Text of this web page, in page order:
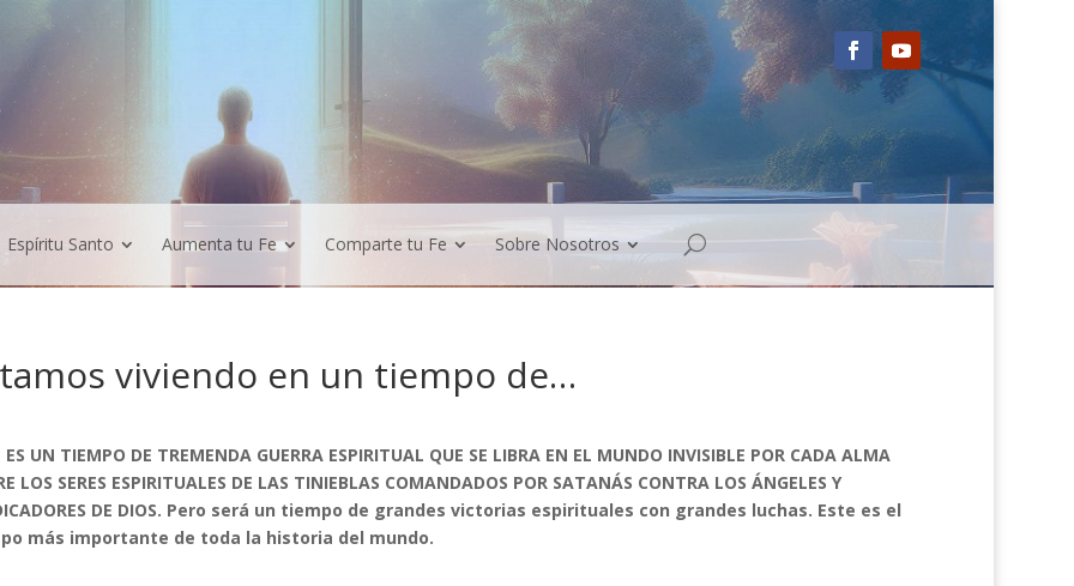
Espíritu Santo Aumenta tu Fe Comparte tu Fe Sobre Nosotros
viviendo en un tiempo de…
ES UN TIEMPO DE TREMENDA GUERRA ESPIRITUAL QUE SE LIBRA EN EL MUNDO INVISIBLE POR CADA ALMA
LOS SERES ESPIRITUALES DE LAS TINIEBLAS COMANDADOS POR SATANÁS CONTRA LOS ÁNGELES Y
DE DIOS. Pero será un tiempo de grandes victorias espirituales con grandes luchas. Este es el
más importante de toda la historia del mundo.